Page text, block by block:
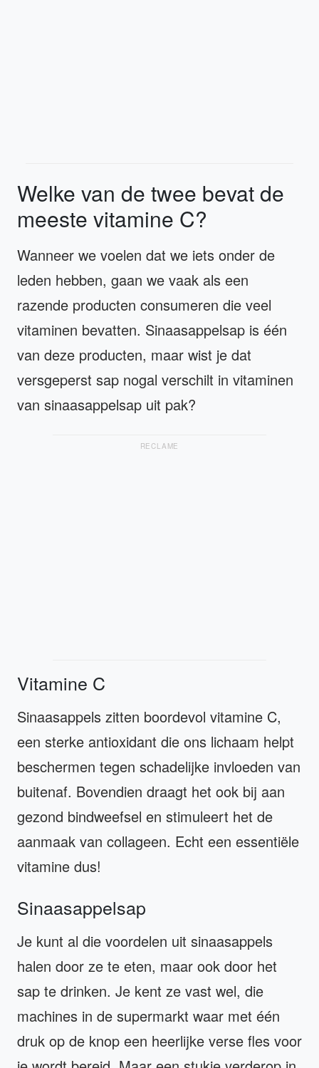
Welke van de twee bevat de
meeste vitamine C?
Wanneer we voelen dat we iets onder de
leden hebben, gaan we vaak als een
razende producten consumeren die veel
vitaminen bevatten. Sinaasappelsap is één
van deze producten, maar wist je dat
versgeperst sap nogal verschilt in vitaminen
van sinaasappelsap uit pak?
RECLAME
Vitamine C
Sinaasappels zitten boordevol vitamine C,
een sterke antioxidant die ons lichaam helpt
beschermen tegen schadelijke invloeden van
buitenaf. Bovendien draagt het ook bij aan
gezond bindweefsel en stimuleert het de
aanmaak van collageen. Echt een essentiële
vitamine dus!
Sinaasappelsap
Je kunt al die voordelen uit sinaasappels
halen door ze te eten, maar ook door het
sap te drinken. Je kent ze vast wel, die
machines in de supermarkt waar met één
druk op de knop een heerlijke verse fles voor